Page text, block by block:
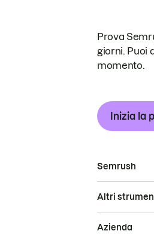
Prova
giorni. Puoi
momento.
Inizia la
Semrush
Altri
Azienda